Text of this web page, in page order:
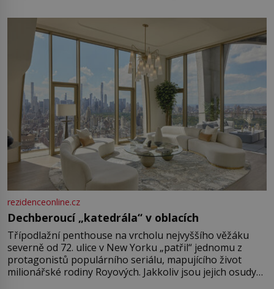
rezidenceonline.cz
Dechberoucí „katedrála“ v oblacích
Třípodlažní penthouse na vrcholu nejvyššího věžáku
severně od 72. ulice v New Yorku „patřil“ jednomu z
protagonistů populárního seriálu, mapujícího život
milionářské rodiny Royových. Jakkoliv jsou jejich osudy